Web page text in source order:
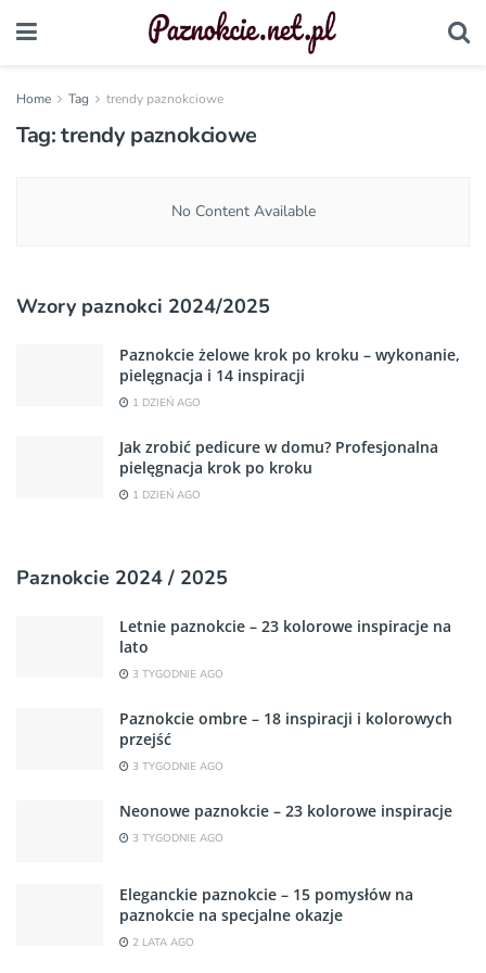
Home Tag trendy paznokciowe
Tag:trendy paznokciowe
No Content Available
Wzory paznokci 2024/2025
Paznokcie żelowe krok po kroku – wykonanie,
pielęgnacja i 14 inspiracji
1 DZIEŃ AGO
Jak zrobić pedicure w domu? Profesjonalna
pielęgnacja krok po kroku
1 DZIEŃ AGO
Paznokcie 2024 / 2025
Letnie paznokcie – 23 kolorowe inspiracje na
lato
3 TYGODNIE AGO
Paznokcie ombre – 18 inspiracji i kolorowych
przejść
3 TYGODNIE AGO
Neonowe paznokcie – 23 kolorowe inspiracje
3 TYGODNIE AGO
Eleganckie paznokcie – 15 pomysłów na
paznokcie na specjalne okazje
2 LATA AGO